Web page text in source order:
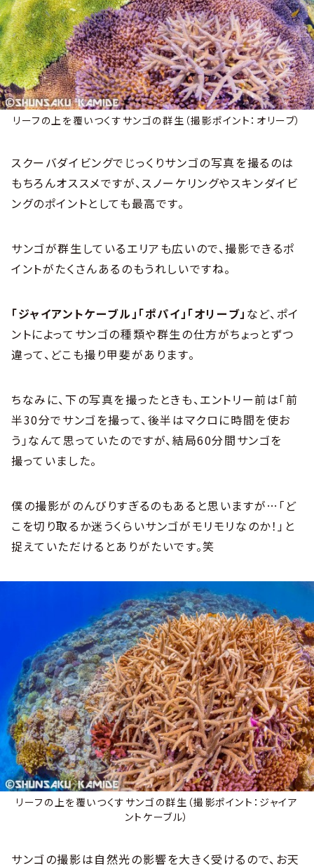
リーフの上を覆いつくすサンゴの群生（撮影ポイント：オリーブ）
スクーバダイビングでじっくりサンゴの写真を撮るのは
もちろんオススメですが、スノーケリングやスキンダイビ
ングのポイントとしても最高です。
サンゴが群生しているエリアも広いので、撮影できるポ
イントがたくさんあるのもうれしいですね。
「ジャイアントケーブル」「ポパイ」「オリーブ」 など、ポイ
ントによってサンゴの種類や群生の仕方がちょっとずつ
違って、どこも撮り甲斐があります。
ちなみに、下の写真を撮ったときも、エントリー前は「前
半30分でサンゴを撮って、後半はマクロに時間を使お
う」なんて思っていたのですが、結局60分間サンゴを
撮っていました。
僕の撮影がのんびりすぎるのもあると思いますが…「ど
こを切り取るか迷うくらいサンゴがモリモリなのか！」と
捉えていただけるとありがたいです。笑
リーフの上を覆いつくすサンゴの群生（撮影ポイント：ジャイア
ントケーブル）
サンゴの撮影は自然光の影響を大きく受けるので、お天